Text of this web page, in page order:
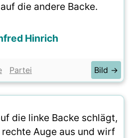
die andere Backe.
Hinrich
Partei Bild →
die linke Backe schlägt,
Auge aus und wirf